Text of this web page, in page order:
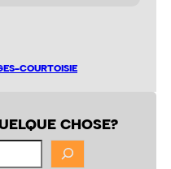
COURTOISIE
CHOSE?